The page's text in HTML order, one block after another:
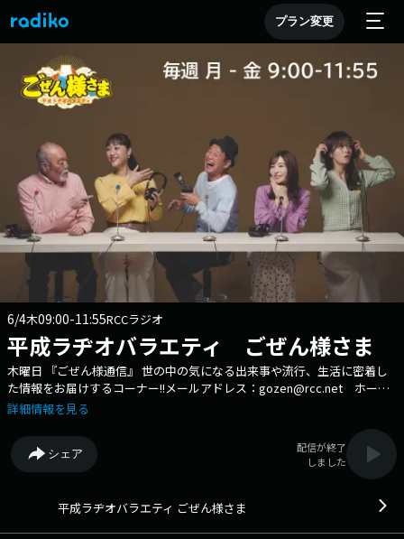
プラン変更
6/4木09:00-11:55RCCラジオ
平成ラヂオバラエティ ごぜん様さま
木曜日 『ごぜん様通信』 世の中の気になる出来事や流行、生活に密着し
た情報をお届けするコーナー!!メールアドレス：gozen@rcc.net ホーム
ページhttps://radio.rcc.jp/gozen/ 9:02 ごぜん様クイズ 9:05 天気予
10:10 スポーツ一直線 10:40 ラジオカー 11:00 ジャパネットたかたラジ
オショッピング 11:05 ごぜん様会議其の弐 11:25 特集コーナー安仁屋の
直球勝負(月) ごぜん様さま商品開発部(火) ごぜんさま知恵袋(水) ごぜ
詳細情報を見る
シェア
配信が終了
しました
平成ラヂオバラエティ ごぜん様さま